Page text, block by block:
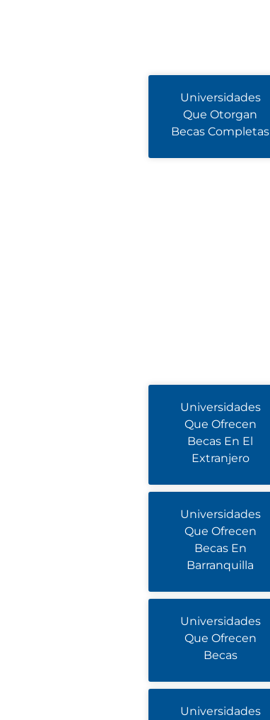
Universidades
Que Otorgan
Becas Completas
Universidades
Que Ofrecen
Becas En El
Extranjero
Universidades
Que Ofrecen
Becas En
Barranquilla
Universidades
Que Ofrecen
Becas
Universidades